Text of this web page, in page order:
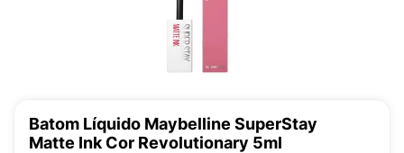
Batom Líquido Maybelline SuperStay
Matte Ink Cor Revolutionary 5ml